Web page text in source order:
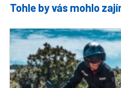
Tohle by vás mohlo